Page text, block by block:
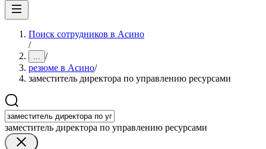
Поиск сотрудников в Асино
/
... /
резюме в Асино/
заместитель директора по управлению ресурсами
заместитель директора по управлению ресурсами